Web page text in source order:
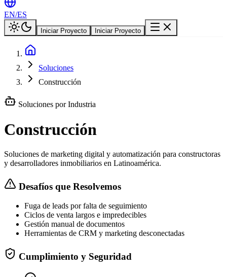
EN/ES
Iniciar Proyecto Iniciar Proyecto
Soluciones
Construcción
Soluciones por Industria
Construcción
Soluciones de marketing digital y automatización para constructoras
y desarrolladores inmobiliarios en Latinoamérica.
Desafíos que Resolvemos
Fuga de leads por falta de seguimiento
Ciclos de venta largos e impredecibles
Gestión manual de documentos
Herramientas de CRM y marketing desconectadas
Cumplimiento y Seguridad